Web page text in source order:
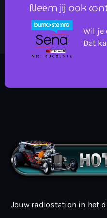
Neem jij ook
Wil je
Dat
Jouw radiostation in het